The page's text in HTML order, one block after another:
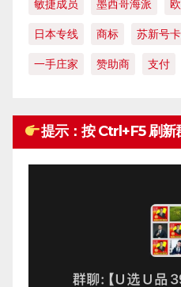
敏捷成员 墨西哥海派
日本专线 商标 苏新号
一手庄家 赞助商 支付
提示：按 Ctrl+F5 刷新